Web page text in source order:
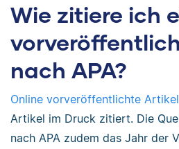
Wie zitiere ich
nach APA?
Online vorveröffentlichte Artikel
Artikel im Druck zitiert. Die
nach APA zudem das Jahr der